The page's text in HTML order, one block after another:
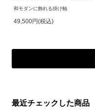
和モダンに飾れる掛け軸
49,500円(税込)
最近チェックした商品